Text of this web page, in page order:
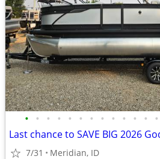
• • • • • • • • • • • • •
7/31 Meridian, ID